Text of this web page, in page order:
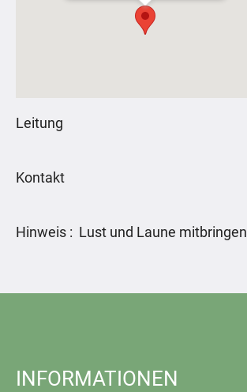
Leitung
Kontakt
Hinweis : Lust und Laune mitbringen
INFORMATIONEN